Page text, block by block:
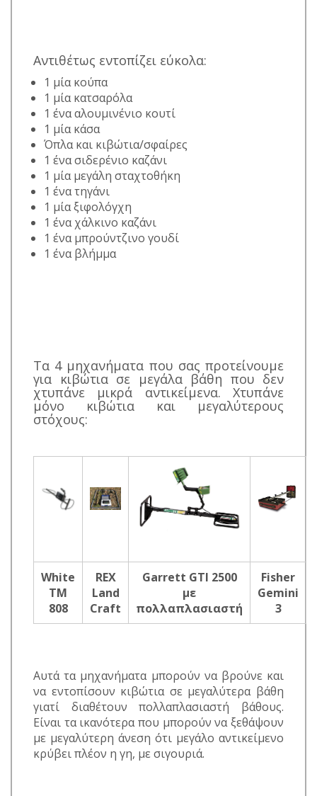
Αντιθέτως εντοπίζει εύκολα:
1 μία κούπα
1 μία κατσαρόλα
1 ένα αλουμινένιο κουτί
1 μία κάσα
Όπλα και κιβώτια/σφαίρες
1 ένα σιδερένιο καζάνι
1 μία μεγάλη σταχτοθήκη
1 ένα τηγάνι
1 μία ξιφολόγχη
1 ένα χάλκινο καζάνι
1 ένα μπρούντζινο γουδί
1 ένα βλήμμα
Τα 4 μηχανήματα που σας προτείνουμε
για κιβώτια σε μεγάλα βάθη που δεν
χτυπάνε μικρά αντικείμενα. Χτυπάνε
μόνο κιβώτια και μεγαλύτερους
στόχους:
White
TM
808
REX
Land
Craft
Garrett GTI 2500
με
πολλαπλασιαστή
Fisher
Gemini
3
Αυτά τα μηχανήματα μπορούν να βρούνε και
να εντοπίσουν κιβώτια σε μεγαλύτερα βάθη
γιατί διαθέτουν πολλαπλασιαστή βάθους.
Είναι τα ικανότερα που μπορούν να ξεθάψουν
με μεγαλύτερη άνεση ότι μεγάλο αντικείμενο
κρύβει πλέον η γη, με σιγουριά.